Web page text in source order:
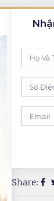
Share: